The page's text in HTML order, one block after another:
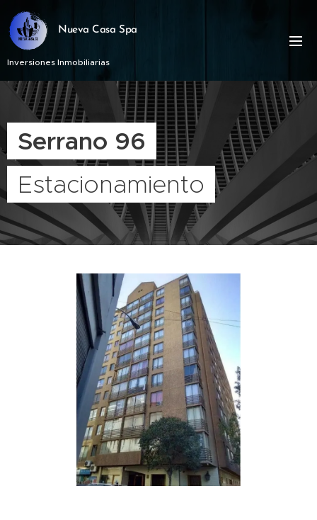
Nueva Casa Spa
Inversiones Inmobiliarias
Serrano 96
Estacionamiento